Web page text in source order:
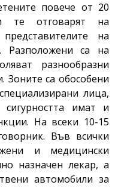
повече от 20
те отговарят на
на
Разположени са на
разнообразни
Зоните са обособени
лица,
имат и
На всеки 10-15
Във всички
и медицински
назначен лекар, а
автомобили за